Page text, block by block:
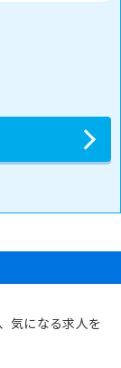
気になる求人を